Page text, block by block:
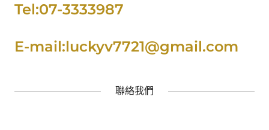
Tel:07-3333987
E-mail:luckyv7721@gmail.com
聯絡我們